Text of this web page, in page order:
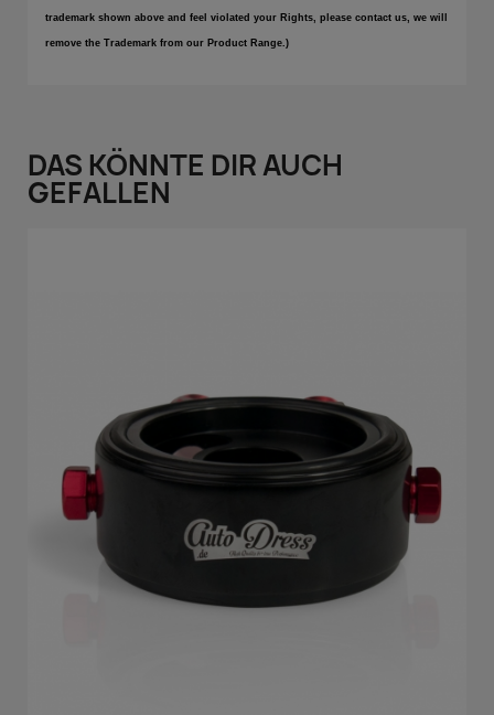
trademark shown above and feel violated your Rights, please contact us, we will
remove the Trademark from our Product Range.)
DAS KÖNNTE DIR AUCH
GEFALLEN